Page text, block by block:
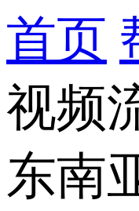
首页
视频
东南